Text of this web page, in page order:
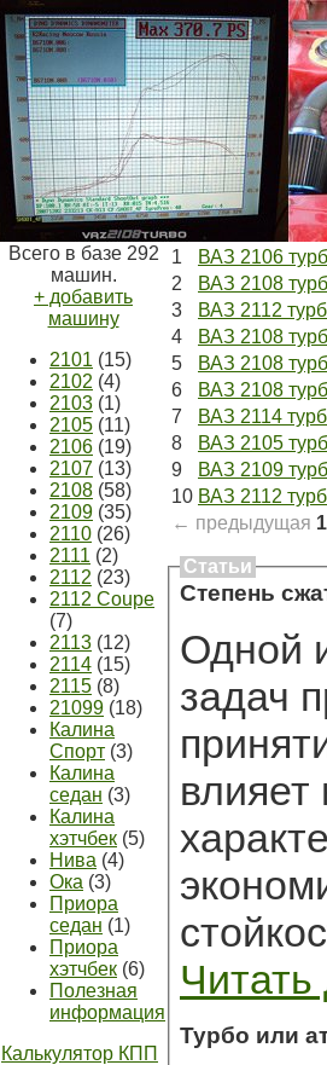
Всего в базе 292
машин.
+ добавить
машину
2101 (15)
2102 (4)
2103 (1)
2105 (11)
2106 (19)
2107 (13)
2108 (58)
2109 (35)
2110 (26)
2111 (2)
2112 (23)
2112 Coupe
(7)
2113 (12)
2114 (15)
2115 (8)
21099 (18)
Калина
Спорт (3)
Калина
седан (3)
Калина
хэтчбек (5)
Нива (4)
Ока (3)
Приора
седан (1)
Приора
хэтчбек (6)
Полезная
информация
Калькулятор КПП
1 ВАЗ 2106
2
ВАЗ 2108
3
ВАЗ 2112
4
ВАЗ 2108
5
ВАЗ 2108
6
ВАЗ 2108
7
ВАЗ 2114
8
ВАЗ 2105
9
ВАЗ 2109
10 ВАЗ 2112
← предыдущая 1
Статьи
Степень
Одной
задач
Читать
Турбо или